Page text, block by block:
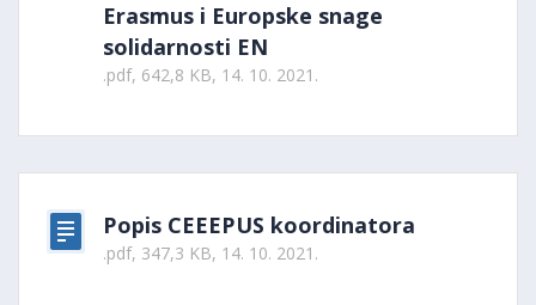
Erasmus i Europske snage
solidarnosti EN
.pdf, 642,8 KB, 14. 10. 2021.
Popis CEEEPUS koordinatora
.pdf, 347,3 KB, 14. 10. 2021.